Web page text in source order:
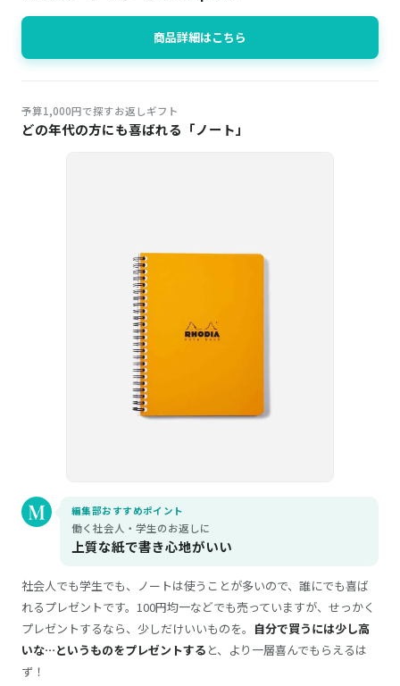
商品詳細はこちら
予算1,000円で探すお返しギフト
どの年代の方にも喜ばれる「ノート」
編集部おすすめポイント
働く社会人・学生のお返しに
上質な紙で書き心地がいい
社会人でも学生でも、ノートは使うことが多いので、誰にでも喜ば
れるプレゼントです。100円均一などでも売っていますが、せっかく
プレゼントするなら、少しだけいいものを。 自分で買うには少し高
いな…というものをプレゼントする と、より一層喜んでもらえるは
ず！